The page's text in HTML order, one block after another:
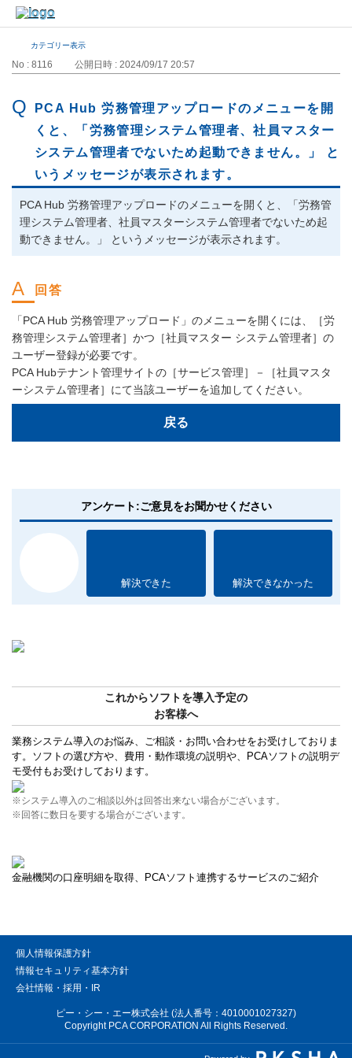
カテゴリー表示
No : 8116 公開日時 : 2024/09/17 20:57
PCA Hub 労務管理アップロードのメニューを開
くと、「労務管理システム管理者、社員マスター
システム管理者でないため起動できません。」 と
いうメッセージが表示されます。
PCA Hub 労務管理アップロードのメニューを開くと、「労務管
理システム管理者、社員マスターシステム管理者でないため起
動できません。」 というメッセージが表示されます。
「PCA Hub 労務管理アップロード」のメニューを開くには、［労
務管理システム管理者］かつ［社員マスター システム管理者］の
ユーザー登録が必要です。
PCA Hubテナント管理サイトの［サービス管理］－［社員マスタ
ーシステム管理者］にて当該ユーザーを追加してください。
戻る
アンケート:ご意見をお聞かせください
解決できた 解決できなかった
これからソフトを導入予定の
お客様へ
業務システム導入のお悩み、ご相談・お問い合わせをお受けしておりま
す。ソフトの選び方や、費用・動作環境の説明や、PCAソフトの説明デ
モ受付もお受けしております。
※システム導入のご相談以外は回答出来ない場合がございます。
※回答に数日を要する場合がございます。
金融機関の口座明細を取得、PCAソフト連携するサービスのご紹介
個人情報保護方針
情報セキュリティ基本方針
会社情報・採用・IR
ピー・シー・エー株式会社 (法人番号：4010001027327)
Copyright PCA CORPORATION All Rights Reserved.